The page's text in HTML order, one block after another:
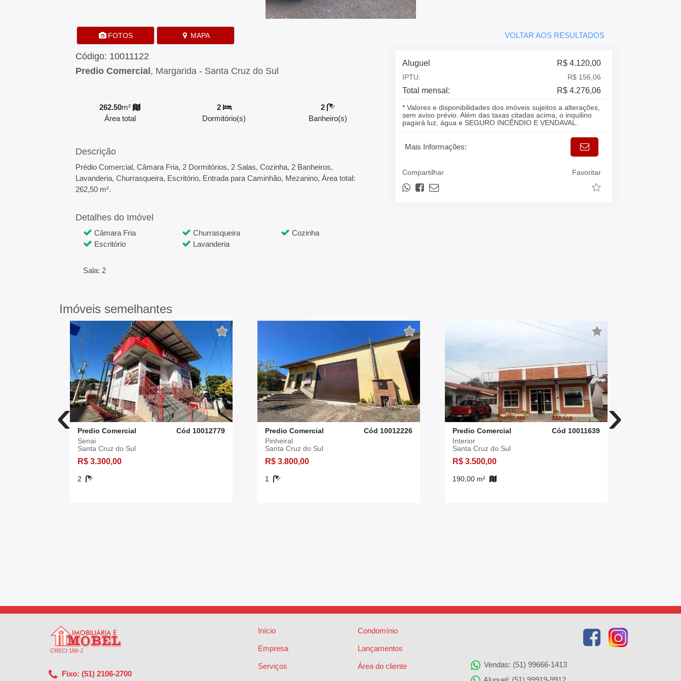
FOTOS MAPA VOLTAR AOS RESULTADOS
Código: 10011122
Predio Comercial , Margarida - Santa Cruz do Sul
262.50m²
Área total
2
Dormitório(s)
2
Banheiro(s)
Descrição
Prédio Comercial, Câmara Fria, 2 Dormitórios, 2 Salas, Cozinha, 2 Banheiros,
Lavanderia, Churrasqueira, Escritório, Entrada para Caminhão, Mezanino, Área total:
262,50 m².
Detalhes do Imóvel
Câmara Fria Churrasqueira
Cozinha
Escritório
Lavanderia
Sala: 2
Aluguel R$ 4.120,00
IPTU: R$ 156,06
Total mensal: R$ 4.276,06
* Valores e disponibilidades dos imóveis sujeitos a alterações,
sem aviso prévio. Além das taxas citadas acima, o inquilino
pagará luz, água e SEGURO INCÊNDIO E VENDAVAL.
Mais Informações:
Compartilhar Favoritar
Imóveis semelhantes
‹ Predio Comercial
Cód 10012779
Senai
Santa Cruz do Sul
R$ 3.300,00
2
Predio Comercial
Cód 10012226
Pinheiral
Santa Cruz do Sul
R$ 3.800,00
1
Predio Comercial
Cód 10011639
Interior
Santa Cruz do Sul
R$ 3.500,00
190,00 m²
›
CRECI 166-J
Fixo: (51) 2106-2700
Início
Empresa
Serviços
Condomínio
Lançamentos
Área do cliente
Vendas: (51) 99666-1413